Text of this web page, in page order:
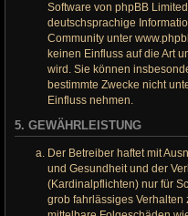
Software von phpBB
deutschsprachige
Community unter
keinen Einfluss auf die Art
wird. Sie können
bestimmte Zwecke nicht
Einfluss nehmen.
5. GEWÄHRLEISTUNG
Der Betreiber haftet mit
und Gesundheit und der
(Kardinalpflichten) nur für
grob fahrlässiges